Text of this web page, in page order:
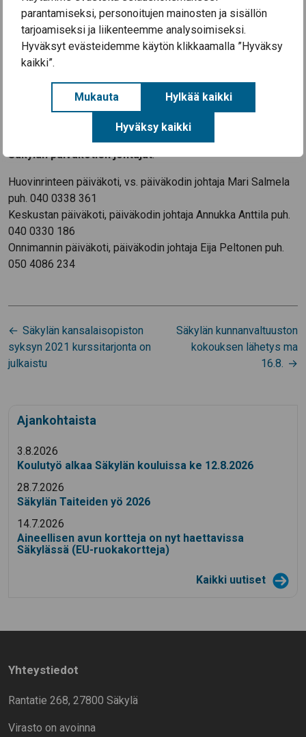
parantamiseksi, personoitujen mainosten ja sisällön
tarjoamiseksi ja liikenteemme analysoimiseksi.
Hyväksyt evästeidemme käytön klikkaamalla ”Hyväksy
kaikki”.
Mukauta Hylkää kaikki
Hyväksy kaikki
Säkylän varhaiskasvatuksessa noudatetaan kulloinkin
voimassa olevia Satakunnan alueellisen
tartuntatautityöryhmän suosituksia. Ajantasaiset suositukset
löytyvät osoitteesta:
19/epidemian-torjunta-ja-voimassa-olevat-alueelliset-
suositukset
Säkylän päiväkotien johtajat:
Huovinrinteen päiväkoti, vs. päiväkodin johtaja Mari Salmela
puh. 040 0338 361
Keskustan päiväkoti, päiväkodin johtaja Annukka Anttila puh.
040 0330 186
Onnimannin päiväkoti, päiväkodin johtaja Eija Peltonen puh.
050 4086 234
Artikkelien
selaus
Säkylän kansalaisopiston
syksyn 2021 kurssitarjonta on
julkaistu
Säkylän kunnanvaltuuston
kokouksen lähetys ma
16.8.
Ajankohtaista
3.8.2026
Koulutyö alkaa Säkylän kouluissa ke 12.8.2026
28.7.2026
Säkylän Taiteiden yö 2026
14.7.2026
Aineellisen avun kortteja on nyt haettavissa
Säkylässä (EU-ruokakortteja)
Kaikki uutiset
Yhteystiedot
Rantatie 268, 27800 Säkylä
Virasto on avoinna